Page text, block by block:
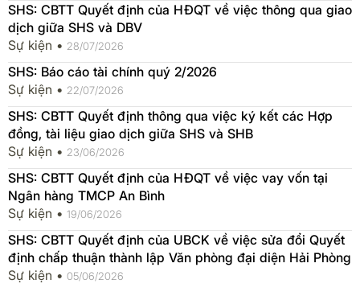
SHS: CBTT Quyết định của HĐQT về việc thông qua giao
dịch giữa SHS và DBV
Sự kiện • 28/07/2026
SHS: Báo cáo tài chính quý 2/2026
Sự kiện • 22/07/2026
SHS: CBTT Quyết định thông qua việc ký kết các Hợp
đồng, tài liệu giao dịch giữa SHS và SHB
Sự kiện • 23/06/2026
SHS: CBTT Quyết định của HĐQT về việc vay vốn tại
Ngân hàng TMCP An Bình
Sự kiện • 19/06/2026
SHS: CBTT Quyết định của UBCK về việc sửa đổi Quyết
định chấp thuận thành lập Văn phòng đại diện Hải Phòng
Sự kiện • 05/06/2026